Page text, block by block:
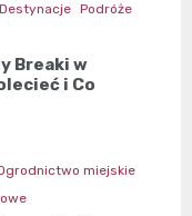
Destynacje Podróże
Breaki w
i Co
miejskie